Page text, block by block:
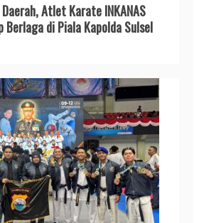
Atlet Karate INKANAS
Berlaga di Piala Kapolda Sulsel